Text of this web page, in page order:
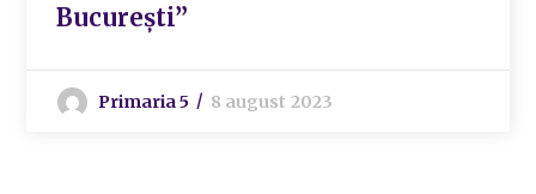
București”
Primaria 5 8 august 2023